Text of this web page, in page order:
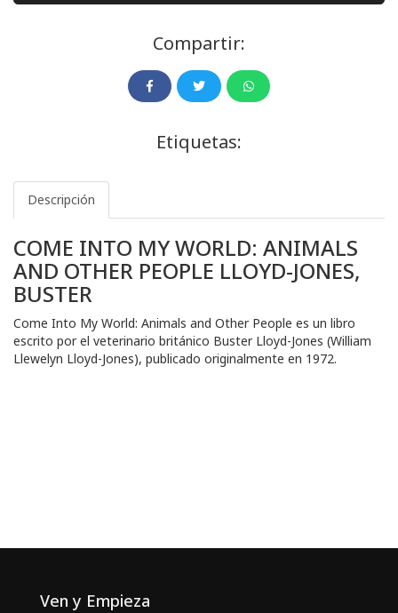
Compartir:
Etiquetas:
Descripción
COME INTO MY WORLD: ANIMALS
AND OTHER PEOPLE LLOYD-JONES,
BUSTER
Come Into My World: Animals and Other People es un libro
escrito por el veterinario británico Buster Lloyd-Jones (William
Llewelyn Lloyd-Jones), publicado originalmente en 1972.
Ven y Empieza